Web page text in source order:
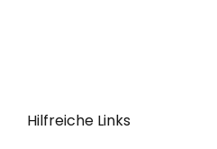
Hilfreiche Links